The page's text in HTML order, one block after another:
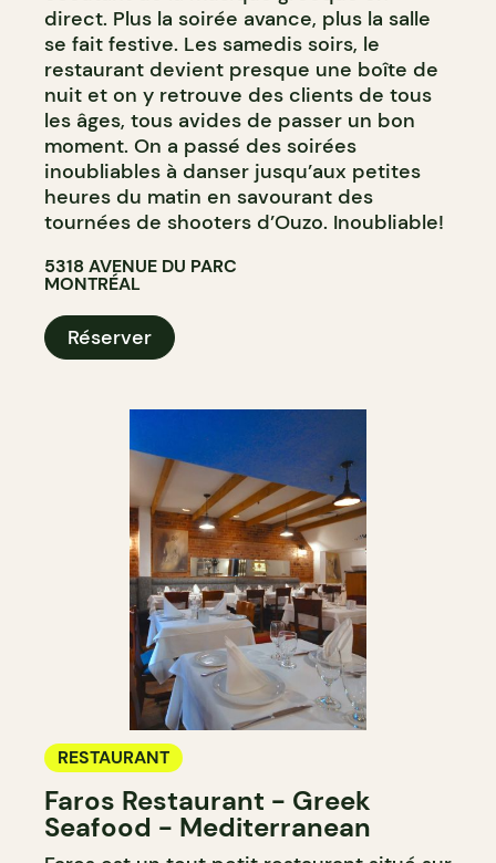
direct. Plus la soirée avance, plus la salle
se fait festive. Les samedis soirs, le
restaurant devient presque une boîte de
nuit et on y retrouve des clients de tous
les âges, tous avides de passer un bon
moment. On a passé des soirées
inoubliables à danser jusqu’aux petites
heures du matin en savourant des
tournées de shooters d’Ouzo. Inoubliable!
5318 AVENUE DU PARC
MONTRÉAL
Réserver
RESTAURANT
Faros Restaurant - Greek
Seafood - Mediterranean